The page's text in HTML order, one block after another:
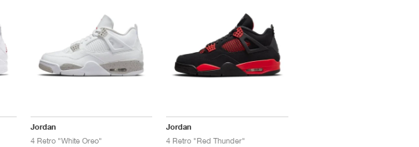
Jordan
4 Retro "White Oreo"
Jordan
4 Retro "Red Thunder"